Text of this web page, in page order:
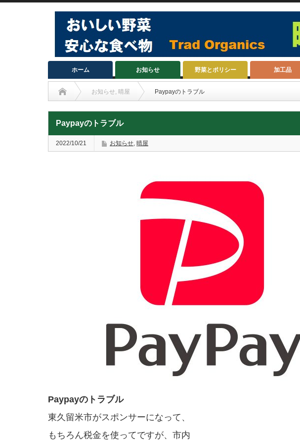
ホーム お知らせ 野菜とポリシー 加工品
お知らせ, 晴屋 Paypayのトラブル
Paypayのトラブル
2022/10/21 お知らせ, 晴屋
Paypayのトラブル
東久留米市がスポンサーになって、
もちろん税金を使ってですが、市内